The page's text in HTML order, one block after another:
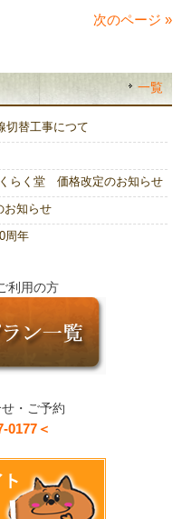
次のページ »
一覧
切替工事につて
らく堂 価格改定のお知らせ
お知らせ
周年
利用の方
・ご予約
0177＜